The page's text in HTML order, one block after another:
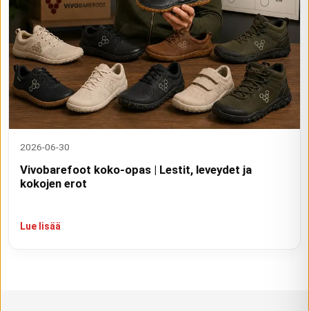
2026-06-30
Vivobarefoot koko-opas | Lestit, leveydet ja
kokojen erot
Lue lisää